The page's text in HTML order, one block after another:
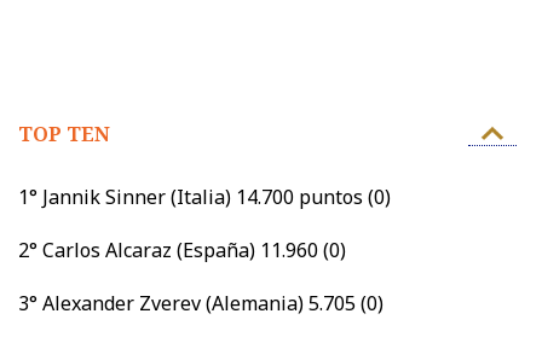
TOP TEN
1° Jannik Sinner (Italia) 14.700 puntos (0)
2° Carlos Alcaraz (España) 11.960 (0)
3° Alexander Zverev (Alemania) 5.705 (0)